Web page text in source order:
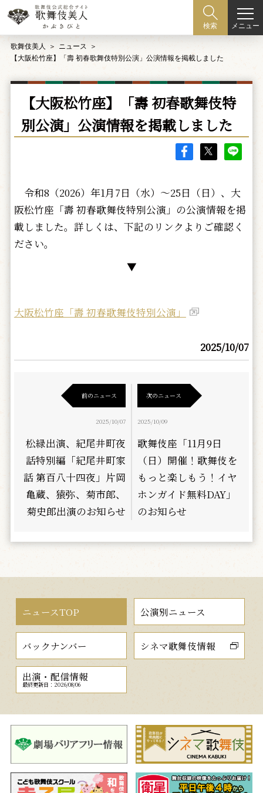
検索 メニュー
歌舞伎美人
ニュース
【大阪松竹座】「壽 初春歌舞伎特別公演」公演情報を掲載しました
【大阪松竹座】「壽 初春歌舞伎特
別公演」公演情報を掲載しました
令和8（2026）年1月7日（水）～25日（日）、大
阪松竹座「壽 初春歌舞伎特別公演」の公演情報を掲
載しました。詳しくは、下記のリンクよりご確認く
ださい。
▼
大阪松竹座「壽 初春歌舞伎特別公演」
2025/10/07
前のニュース
2025/10/07
松緑出演、紀尾井町夜
話特別編「紀尾井町家
話 第百八十四夜」片岡
亀蔵、猿弥、菊市郎、
菊史郎出演のお知らせ
次のニュース
2025/10/09
歌舞伎座「11月9日
（日）開催！歌舞伎を
もっと楽しもう！イヤ
ホンガイド無料DAY」
のお知らせ
ニュースTOP 公演別ニュース
バックナンバー シネマ歌舞伎情報
出演・配信情報
最終更新日：2026/08/06